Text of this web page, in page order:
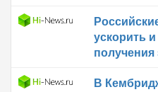
ускорить
получения
В